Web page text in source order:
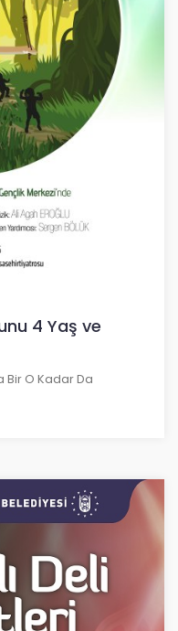
4 Yaş ve
Bir O Kadar Da